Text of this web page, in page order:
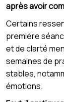
après avoir
Certains
première
et de clarté
semaines de
stables,
émotions.